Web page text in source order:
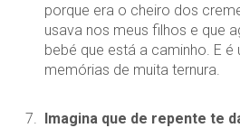
porque era o cheiro dos
usava nos meus filhos e que
bebé que está a caminho. E
memórias de muita ternura.
Imagina que de repente te